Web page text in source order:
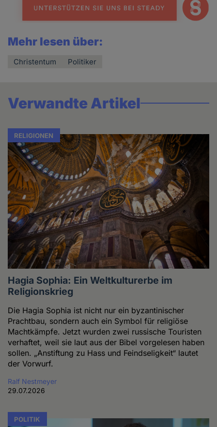
Mehr lesen über:
Christentum Politiker
Verwandte Artikel
RELIGIONEN
Hagia Sophia: Ein Weltkulturerbe im
Religionskrieg
Die Hagia Sophia ist nicht nur ein byzantinischer
Prachtbau, sondern auch ein Symbol für religiöse
Machtkämpfe. Jetzt wurden zwei russische Touristen
verhaftet, weil sie laut aus der Bibel vorgelesen haben
sollen. „Anstiftung zu Hass und Feindseligkeit“ lautet
der Vorwurf.
Ralf Nestmeyer
29.07.2026
POLITIK